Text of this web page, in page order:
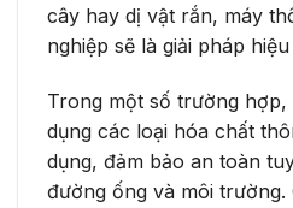
cây hay dị vật rắn, máy
nghiệp sẽ là giải pháp hiệu
Trong một số trường
dụng các loại hóa chất
dụng, đảm bảo an toàn
đường ống và môi